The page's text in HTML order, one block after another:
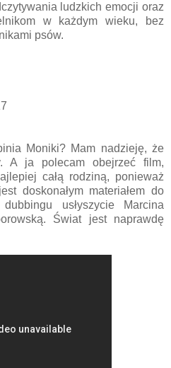
ludzkich emocji oraz
w każdym wieku, bez
psów.
Moniki? Mam nadzieję, że
A ja polecam obejrzeć film,
całą rodziną, ponieważ
doskonałym materiałem do
usłyszycie Marcina
Świat jest naprawdę